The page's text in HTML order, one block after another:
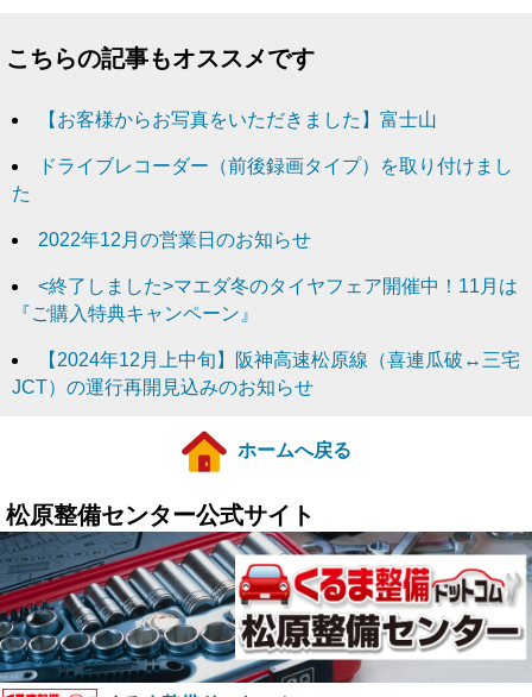
こちらの記事もオススメです
【お客様からお写真をいただきました】富士山
ドライブレコーダー（前後録画タイプ）を取り付けまし
た
2022年12月の営業日のお知らせ
<終了しました>マエダ冬のタイヤフェア開催中！11月は
『ご購入特典キャンペーン』
【2024年12月上中旬】阪神高速松原線（喜連瓜破↔三宅
JCT）の運行再開見込みのお知らせ
ホームへ戻る
松原整備センター公式サイト